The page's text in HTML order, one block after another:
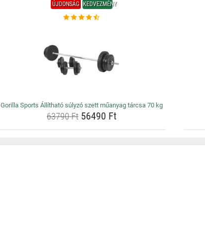
ÚJDONSÁG KEDVEZMÉNY
Gorilla Sports Állítható súlyzó szett műanyag tárcsa 70 kg
63790 Ft56490 Ft